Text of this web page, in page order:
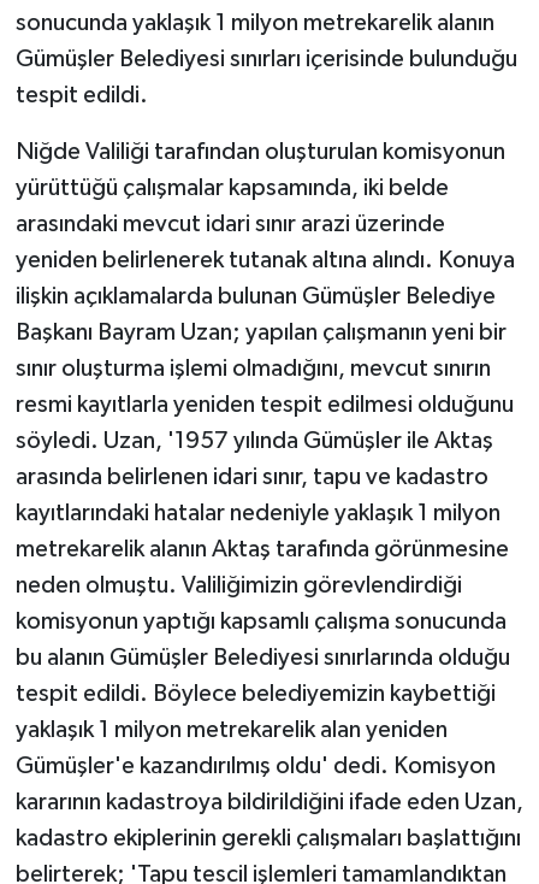
sonucunda yaklaşık 1 milyon metrekarelik alanın
Gümüşler Belediyesi sınırları içerisinde bulunduğu
tespit edildi.
Niğde Valiliği tarafından oluşturulan komisyonun
yürüttüğü çalışmalar kapsamında, iki belde
arasındaki mevcut idari sınır arazi üzerinde
yeniden belirlenerek tutanak altına alındı. Konuya
ilişkin açıklamalarda bulunan Gümüşler Belediye
Başkanı Bayram Uzan; yapılan çalışmanın yeni bir
sınır oluşturma işlemi olmadığını, mevcut sınırın
resmi kayıtlarla yeniden tespit edilmesi olduğunu
söyledi. Uzan, '1957 yılında Gümüşler ile Aktaş
arasında belirlenen idari sınır, tapu ve kadastro
kayıtlarındaki hatalar nedeniyle yaklaşık 1 milyon
metrekarelik alanın Aktaş tarafında görünmesine
neden olmuştu. Valiliğimizin görevlendirdiği
komisyonun yaptığı kapsamlı çalışma sonucunda
bu alanın Gümüşler Belediyesi sınırlarında olduğu
tespit edildi. Böylece belediyemizin kaybettiği
yaklaşık 1 milyon metrekarelik alan yeniden
Gümüşler'e kazandırılmış oldu' dedi. Komisyon
kararının kadastroya bildirildiğini ifade eden Uzan,
kadastro ekiplerinin gerekli çalışmaları başlattığını
belirterek; 'Tapu tescil işlemleri tamamlandıktan
Jandarma
Kadın
KÜLTÜR SANAT
MAGAZİN
Otomobil
POLİTİKA
Sağlık
SPOR HABERLERİ
TEKNOLOJİ
ÜLKE GÜNDEMİ
YAŞAM
YEREL